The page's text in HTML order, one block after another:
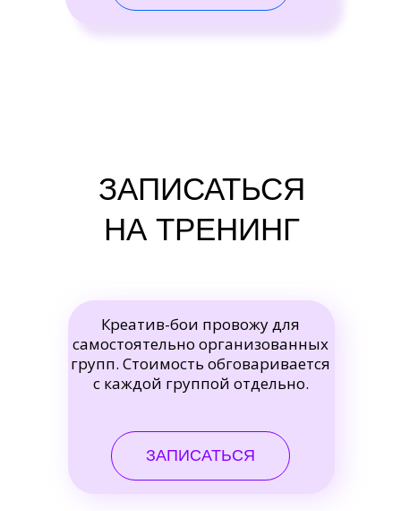
ЗАПИСАТЬСЯ
НА ТРЕНИНГ
Креатив-бои провожу для
самостоятельно организованных
групп. Стоимость обговаривается
с каждой группой отдельно.
ЗАПИСАТЬСЯ